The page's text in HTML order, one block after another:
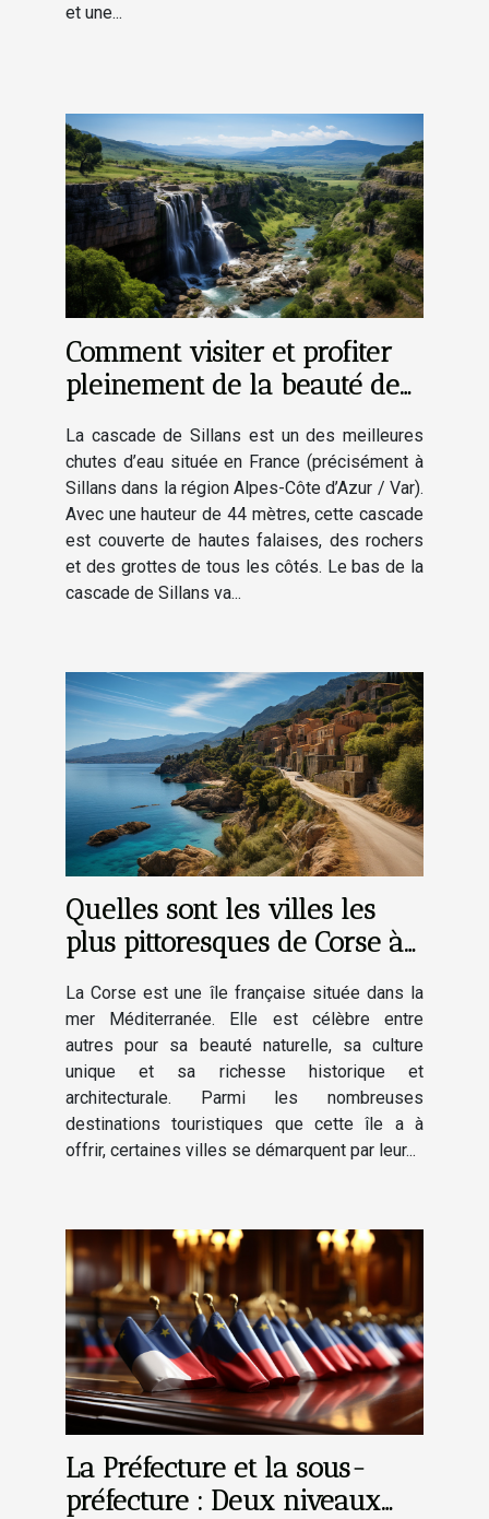
et une...
Comment visiter et profiter
pleinement de la beauté de
La cascade de Sillans est un des meilleures
chutes d’eau située en France (précisément à
Sillans dans la région Alpes-Côte d’Azur / Var).
Avec une hauteur de 44 mètres, cette cascade
est couverte de hautes falaises, des rochers
et des grottes de tous les côtés. Le bas de la
cascade de Sillans va...
Quelles sont les villes les
plus pittoresques de Corse à
La Corse est une île française située dans la
mer Méditerranée. Elle est célèbre entre
autres pour sa beauté naturelle, sa culture
unique et sa richesse historique et
architecturale. Parmi les nombreuses
destinations touristiques que cette île a à
offrir, certaines villes se démarquent par leur...
La Préfecture et la sous-
préfecture : Deux niveaux